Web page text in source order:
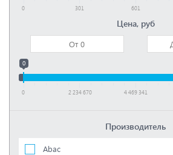
0 301 601
Цена, руб
0
0 2 234 670 4 469 341
Производитель
Abac